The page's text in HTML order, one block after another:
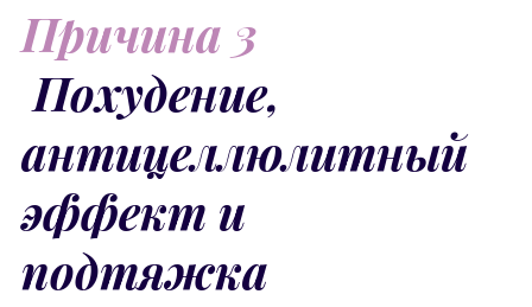
Причина 3
Похудение,
антицеллюлитный
эффект и
подтяжка